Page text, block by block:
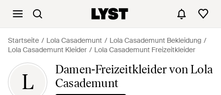
Startseite Lola Casademunt
Lola Casademunt Bekleidung
Lola Casademunt Kleider
Lola Casademunt Freizeitkleider
L
Damen-Freizeitkleider von Lola
Casademunt